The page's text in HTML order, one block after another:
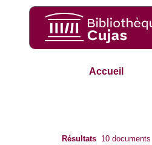
Accueil
Résultats 10 documents